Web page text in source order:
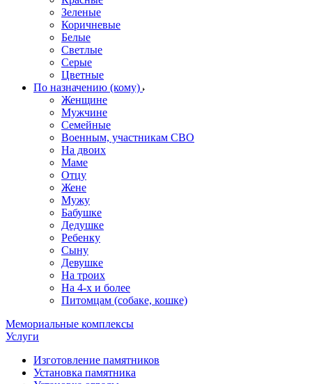
Зеленые
Коричневые
Белые
Светлые
Серые
Цветные
По назначению (кому)
Женщине
Мужчине
Семейные
Военным, участникам СВО
На двоих
Маме
Отцу
Жене
Мужу
Бабушке
Дедушке
Ребенку
Сыну
Девушке
На троих
На 4-х и более
Питомцам (собаке, кошке)
Мемориальные комплексы
Услуги
Изготовление памятников
Установка памятника